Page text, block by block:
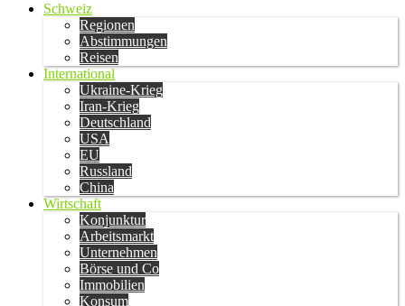
Schweiz
Regionen
Abstimmungen
Reisen
International
Ukraine-Krieg
Iran-Krieg
Deutschland
USA
EU
Russland
China
Wirtschaft
Konjunktur
Arbeitsmarkt
Unternehmen
Börse und Co
Immobilien
Konsum